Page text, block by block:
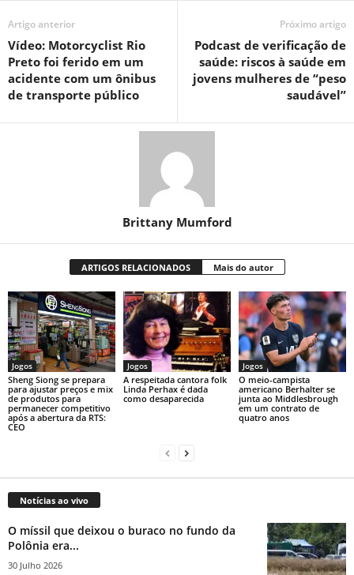
Artigo anterior
Vídeo: Motorcyclist Rio
Preto foi ferido em um
acidente com um ônibus
de transporte público
Próximo artigo
Podcast de verificação de
saúde: riscos à saúde em
jovens mulheres de “peso
saudável”
Brittany Mumford
ARTIGOS RELACIONADOS Mais do autor
Jogos
Sheng Siong se prepara
para ajustar preços e mix
de produtos para
permanecer competitivo
após a abertura da RTS:
CEO
Jogos
A respeitada cantora folk
Linda Perhax é dada
como desaparecida
Jogos
O meio-campista
americano Berhalter se
junta ao Middlesbrough
em um contrato de
quatro anos
Notícias ao vivo
O míssil que deixou o buraco no fundo da
Polônia era...
30 Julho 2026